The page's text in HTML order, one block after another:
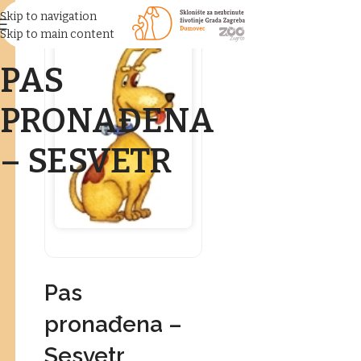
Skip to navigation
Skip to main content
PAS
PRONAĐENA
– SESVETR
Pas
pronađena –
Sesvetr